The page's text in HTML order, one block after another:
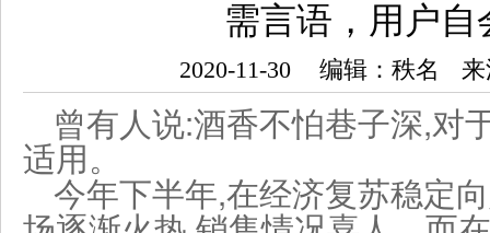
需言语，用户自
2020-11-30 编辑：秩名
曾有人说:酒香不怕巷子深,对
适用。
今年下半年,在经济复苏稳定